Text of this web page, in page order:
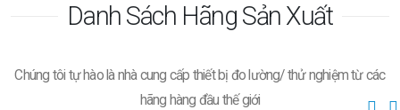
Danh Sách Hãng Sản Xuất
Chúng tôi tự hào là nhà cung cấp thiết bị đo lường/ thử nghiệm từ các
hãng hàng đầu thế giới